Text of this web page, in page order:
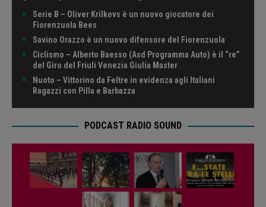
Serie B – Oliver Krilkovs è un nuovo giocatore dei
Fiorenzuola Bees
Savino Orazzo è un nuovo difensore del Fiorenzuola
Ciclismo – Alberto Baesso (Asd Programma Auto) è il “re”
del Giro del Friuli Venezia Giulia Master
Nuoto – Vittorino da Feltre in evidenza agli Italiani
Ragazzi con Pilla e Barbazza
PODCAST RADIO SOUND